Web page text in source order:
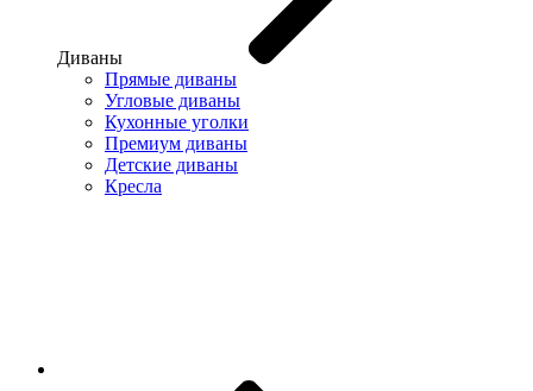
Диваны
Прямые диваны
Угловые диваны
Кухонные уголки
Премиум диваны
Детские диваны
Кресла